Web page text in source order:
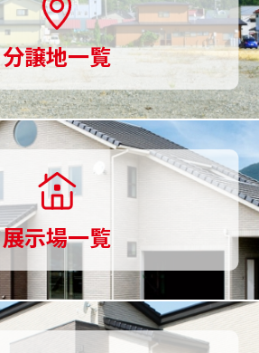
分譲地一覧
展示場一覧